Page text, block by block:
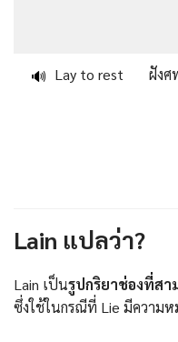
🔊 Lay to rest ฝังศ
Lain แปลว่า?
Lain เป็นรูปกริยาช่องที่สา
ซึ่งใช้ในกรณีที่ Lie มีความห